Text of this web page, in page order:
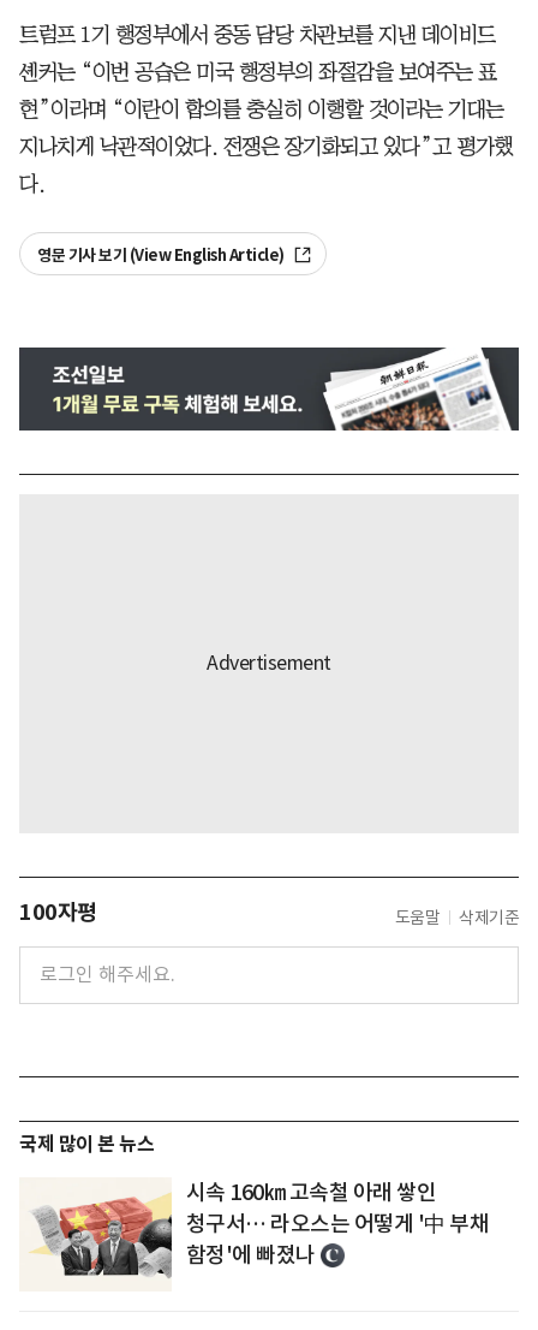
트럼프 1기 행정부에서 중동 담당 차관보를 지낸 데이비드
셴커는 “이번 공습은 미국 행정부의 좌절감을 보여주는 표
현”이라며 “이란이 합의를 충실히 이행할 것이라는 기대는
지나치게 낙관적이었다. 전쟁은 장기화되고 있다”고 평가했
다.
영문 기사 보기 (View English Article)
100자평 도움말 삭제기준
국제 많이 본 뉴스
시속 160㎞ 고속철 아래 쌓인
청구서… 라오스는 어떻게 '中 부채
함정'에 빠졌나